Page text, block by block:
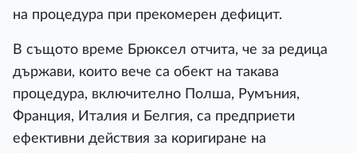
на процедура при прекомерен дефицит.
В същото време Брюксел отчита, че за редица
държави, които вече са обект на такава
процедура, включително Полша, Румъния,
Франция, Италия и Белгия, са предприети
ефективни действия за коригиране на